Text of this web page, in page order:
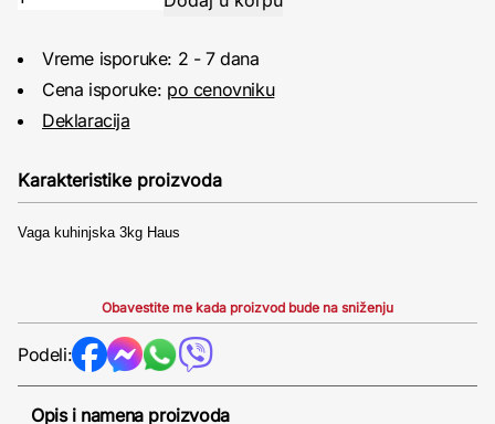
Vreme isporuke: 2 - 7 dana
Cena isporuke: po cenovniku
Deklaracija
Karakteristike proizvoda
Vaga kuhinjska 3kg Haus
Obavestite me kada proizvod bude na sniženju
Podeli:
Opis i namena proizvoda